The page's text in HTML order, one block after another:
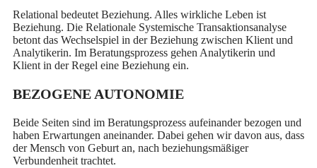
Relational bedeutet Beziehung. Alles wirkliche Leben ist
Beziehung. Die Relationale Systemische Transaktionsanalyse
betont das Wechselspiel in der Beziehung zwischen Klient und
Analytikerin. Im Beratungsprozess gehen Analytikerin und
Klient in der Regel eine Beziehung ein.
BEZOGENE AUTONOMIE
Beide Seiten sind im Beratungsprozess aufeinander bezogen und
haben Erwartungen aneinander. Dabei gehen wir davon aus, dass
der Mensch von Geburt an, nach beziehungsmäßiger
Verbundenheit trachtet.